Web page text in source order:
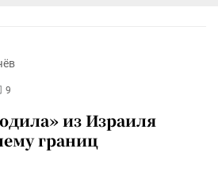
9
из Израиля
границ